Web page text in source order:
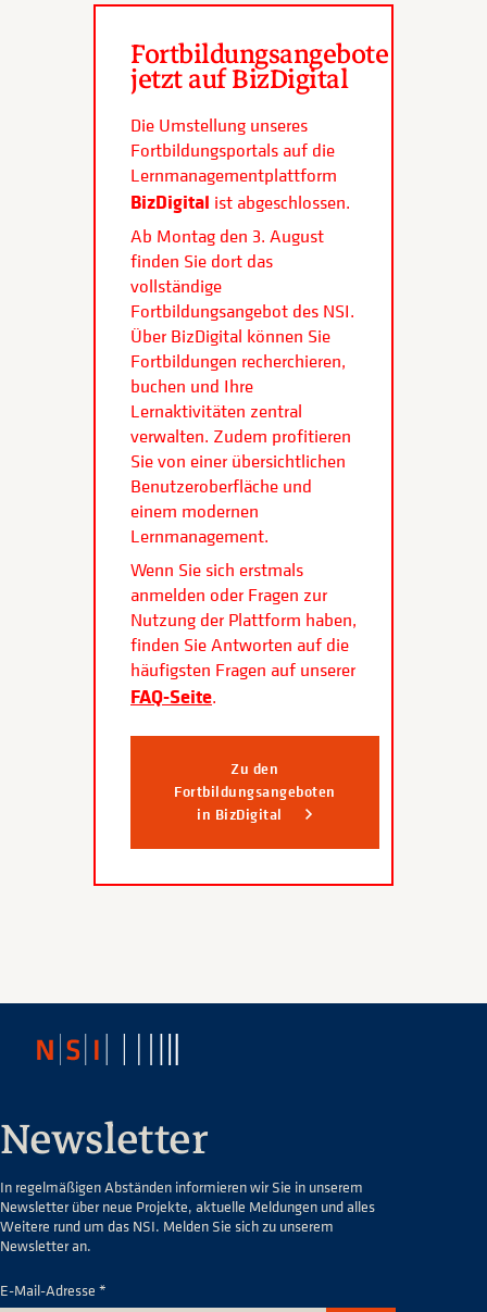
Fortbildungsangebote
jetzt auf BizDigital
Die Umstellung unseres
Fortbildungsportals auf die
Lernmanagementplattform
BizDigital ist abgeschlossen.
Ab Montag den 3. August
finden Sie dort das
vollständige
Fortbildungsangebot des NSI.
Über BizDigital können Sie
Fortbildungen recherchieren,
buchen und Ihre
Lernaktivitäten zentral
verwalten. Zudem profitieren
Sie von einer übersichtlichen
Benutzeroberfläche und
einem modernen
Lernmanagement.
Wenn Sie sich erstmals
anmelden oder Fragen zur
Nutzung der Plattform haben,
finden Sie Antworten auf die
häufigsten Fragen auf unserer
FAQ-Seite.
Zu den
Fortbildungsangeboten
in BizDigital
Newsletter
In regelmäßigen Abständen informieren wir Sie in unserem
Newsletter über neue Projekte, aktuelle Meldungen und alles
Weitere rund um das NSI. Melden Sie sich zu unserem
Newsletter an.
E-Mail-Adresse *